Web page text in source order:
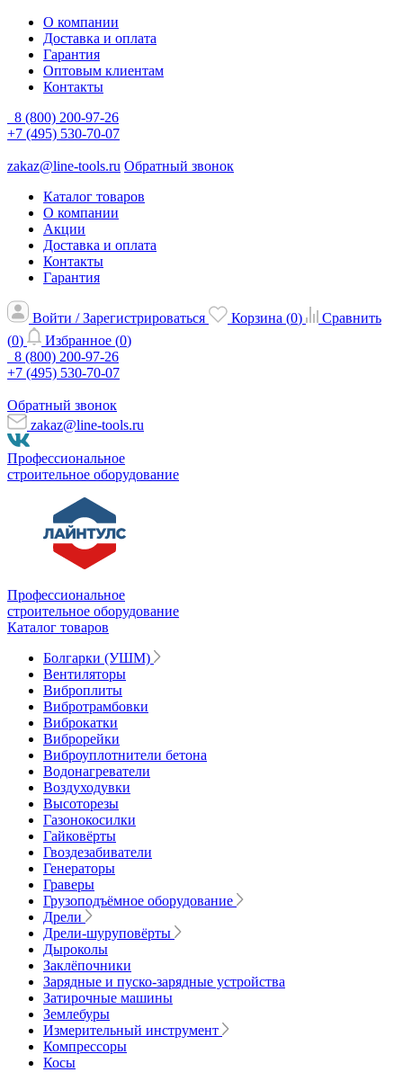
О компании
Доставка и оплата
Гарантия
Оптовым клиентам
Контакты
8 (800) 200-97-26
+7 (495) 530-70-07
zakaz@line-tools.ru Обратный звонок
Каталог товаров
О компании
Акции
Доставка и оплата
Контакты
Гарантия
Войти / Зарегистрироваться Корзина (0)
Сравнить
(0) Избранное (0)
8 (800) 200-97-26
+7 (495) 530-70-07
Обратный звонок
zakaz@line-tools.ru
Профессиональное
строительное оборудование
Профессиональное
строительное оборудование
Каталог товаров
Болгарки (УШМ)
Вентиляторы
Виброплиты
Вибротрамбовки
Виброкатки
Виброрейки
Виброуплотнители бетона
Водонагреватели
Воздуходувки
Высоторезы
Газонокосилки
Гайковёрты
Гвоздезабиватели
Генераторы
Граверы
Грузоподъёмное оборудование
Дрели
Дрели-шуруповёрты
Дыроколы
Заклёпочники
Зарядные и пуско-зарядные устройства
Затирочные машины
Землебуры
Измерительный инструмент
Компрессоры
Косы